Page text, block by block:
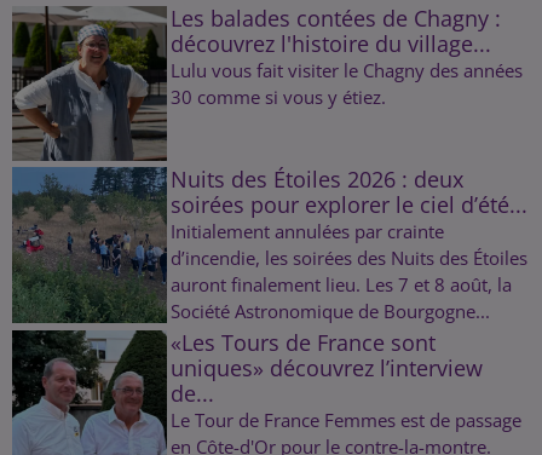
Les balades contées de Chagny :
découvrez l'histoire du village...
Lulu vous fait visiter le Chagny des années
30 comme si vous y étiez.
Nuits des Étoiles 2026 : deux
soirées pour explorer le ciel d’été...
Initialement annulées par crainte
d’incendie, les soirées des Nuits des Étoiles
auront finalement lieu. Les 7 et 8 août, la
Société Astronomique de Bourgogne...
«Les Tours de France sont
uniques» découvrez l’interview
de...
Le Tour de France Femmes est de passage
en Côte-d'Or pour le contre-la-montre.